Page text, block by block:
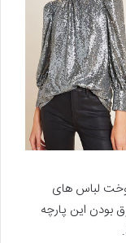
لباس های
بودن این پارچه